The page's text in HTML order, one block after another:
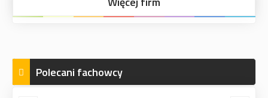
Polecani fachowcy